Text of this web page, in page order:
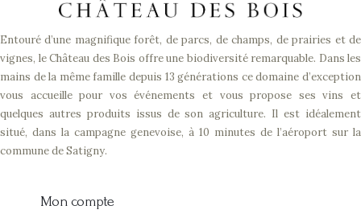
Entouré d’une magnifique forêt, de parcs, de champs, de prairies et de
vignes, le Château des Bois offre une biodiversité remarquable. Dans les
mains de la même famille depuis 13 générations ce domaine d’exception
vous accueille pour vos événements et vous propose ses vins et
quelques autres produits issus de son agriculture. Il est idéalement
situé, dans la campagne genevoise, à 10 minutes de l’aéroport sur la
commune de Satigny.
Mon compte